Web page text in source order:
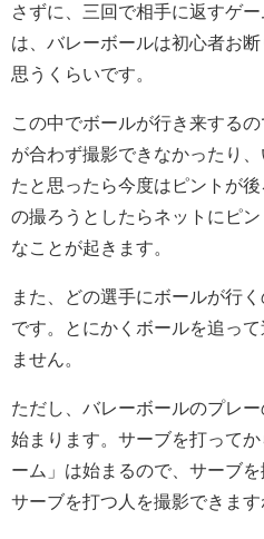
さずに、三回で相手に返すゲ
は、バレーボールは初心者お
思うくらいです。
この中でボールが行き来する
が合わず撮影できなかったり
たと思ったら今度はピントが
の撮ろうとしたらネットにピ
なことが起きます。
また、どの選手にボールが行
です。とにかくボールを追っ
ません。
ただし、バレーボールのプレ
始まります。サーブを打って
ーム」は始まるので、サーブ
サーブを打つ人を撮影できます